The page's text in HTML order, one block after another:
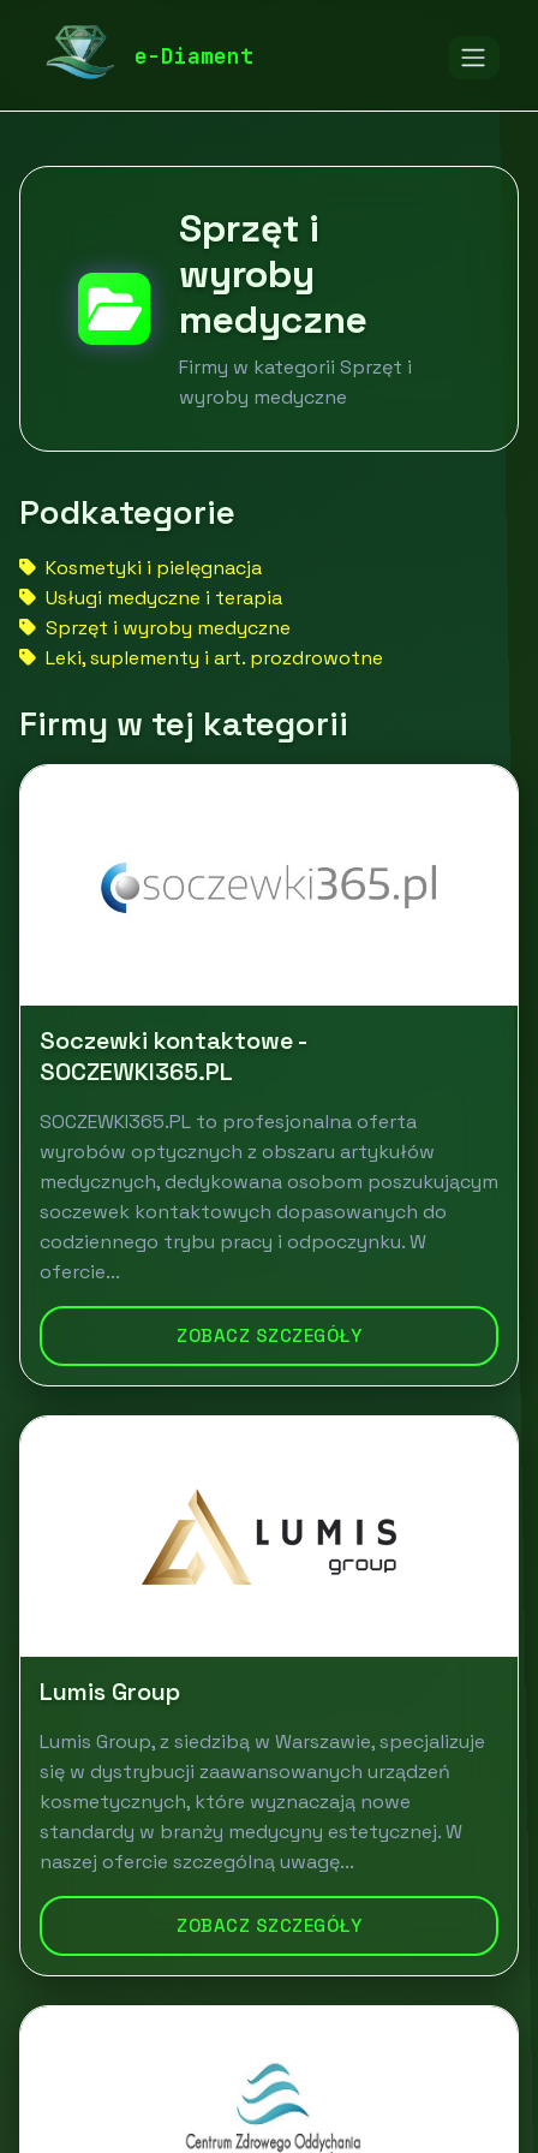
e-Diament
diamentspa.pl
Sprzęt i wyroby medyczne
Sprzęt i
wyroby
medyczne
Firmy w kategorii Sprzęt i
wyroby medyczne
Podkategorie
Kosmetyki i pielęgnacja
Usługi medyczne i terapia
Sprzęt i wyroby medyczne
Leki, suplementy i art. prozdrowotne
Firmy w tej kategorii
Soczewki kontaktowe -
SOCZEWKI365.PL
SOCZEWKI365.PL to profesjonalna oferta
wyrobów optycznych z obszaru artykułów
medycznych, dedykowana osobom poszukującym
soczewek kontaktowych dopasowanych do
codziennego trybu pracy i odpoczynku. W
ofercie...
ZOBACZ SZCZEGÓŁY
Lumis Group
Lumis Group, z siedzibą w Warszawie, specjalizuje
się w dystrybucji zaawansowanych urządzeń
kosmetycznych, które wyznaczają nowe
standardy w branży medycyny estetycznej. W
naszej ofercie szczególną uwagę...
ZOBACZ SZCZEGÓŁY